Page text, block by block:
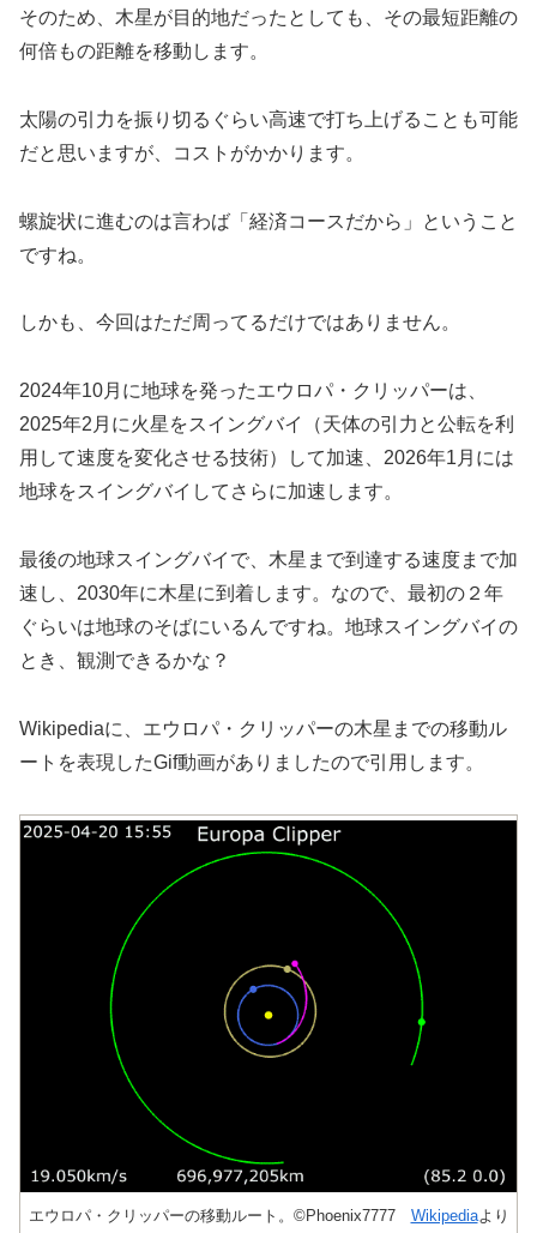
そのため、木星が目的地だったとしても、その最短距離の
何倍もの距離を移動します。
太陽の引力を振り切るぐらい高速で打ち上げることも可能
だと思いますが、コストがかかります。
螺旋状に進むのは言わば「経済コースだから」ということ
ですね。
しかも、今回はただ周ってるだけではありません。
2024年10月に地球を発ったエウロパ・クリッパーは、
2025年2月に火星をスイングバイ（天体の引力と公転を利
用して速度を変化させる技術）して加速、2026年1月には
地球をスイングバイしてさらに加速します。
最後の地球スイングバイで、木星まで到達する速度まで加
速し、2030年に木星に到着します。なので、最初の２年
ぐらいは地球のそばにいるんですね。地球スイングバイの
とき、観測できるかな？
Wikipediaに、エウロパ・クリッパーの木星までの移動ル
ートを表現したGif動画がありましたので引用します。
エウロパ・クリッパーの移動ルート。©Phoenix7777 Wikipediaより